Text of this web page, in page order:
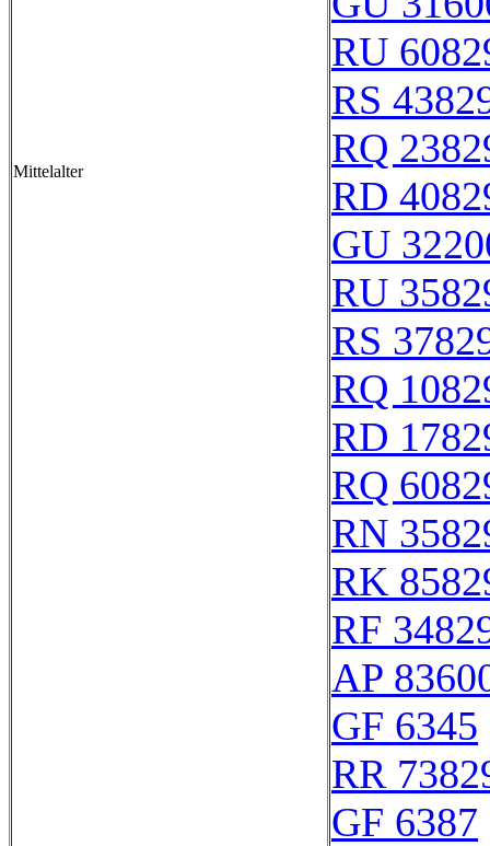
Mittelalter
RU
RS
RQ
RD
GU
RU
RS
RQ
RD
RQ
RN
RK
RF
AP
GF 6345
RR
GF 6387